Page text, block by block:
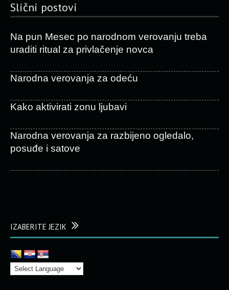
Slični postovi
Na pun Mesec po narodnom verovanju treba
uraditi ritual za privlačenje novca
Narodna verovanja za odeću
Kako aktivirati zonu ljubavi
Narodna verovanja za razbijeno ogledalo,
posuđe i satove
IZABERITE JEZIK